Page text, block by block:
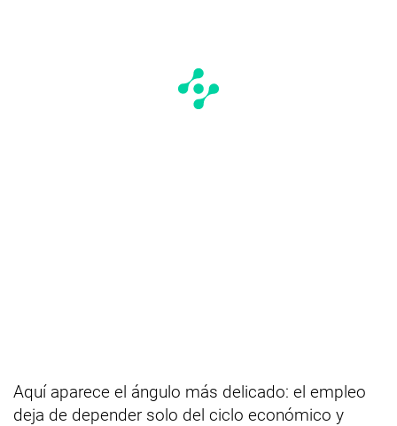
Aquí aparece el ángulo más delicado: el empleo
deja de depender solo del ciclo económico y